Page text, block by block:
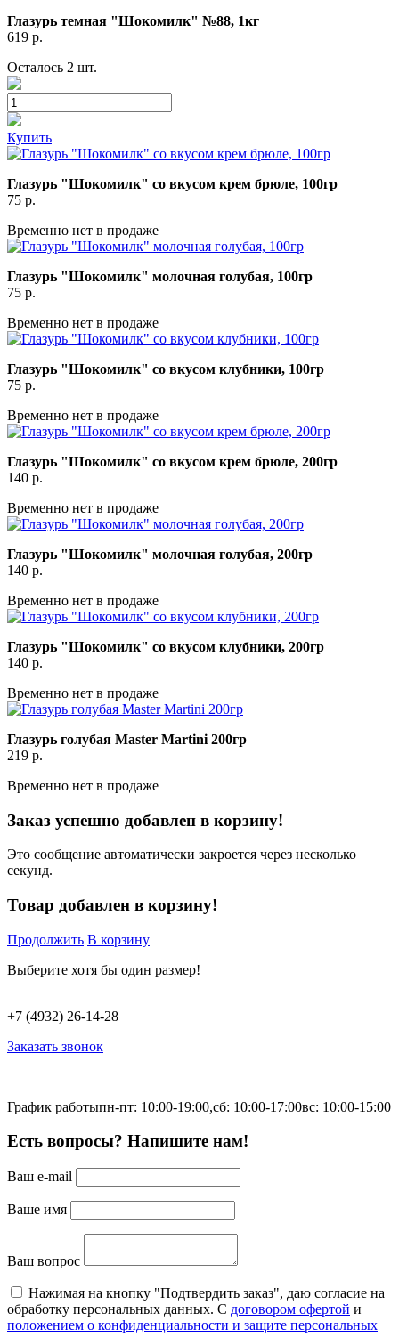
Глазурь темная "Шокомилк" №88, 1кг
619 р.
Осталось 2 шт.
Купить
Глазурь "Шокомилк" со вкусом крем брюле, 100гр
75 р.
Временно нет в продаже
Глазурь "Шокомилк" молочная голубая, 100гр
75 р.
Временно нет в продаже
Глазурь "Шокомилк" со вкусом клубники, 100гр
75 р.
Временно нет в продаже
Глазурь "Шокомилк" со вкусом крем брюле, 200гр
140 р.
Временно нет в продаже
Глазурь "Шокомилк" молочная голубая, 200гр
140 р.
Временно нет в продаже
Глазурь "Шокомилк" со вкусом клубники, 200гр
140 р.
Временно нет в продаже
Глазурь голубая Master Martini 200гр
219 р.
Временно нет в продаже
Заказ успешно добавлен в корзину!
Это сообщение автоматически закроется через несколько
секунд.
Товар добавлен в корзину!
Продолжить В корзину
Выберите хотя бы один размер!
+7 (4932) 26-14-28
Заказать звонок
График работыпн-пт: 10:00-19:00,сб: 10:00-17:00вс: 10:00-15:00
Есть вопросы? Напишите нам!
Ваш e-mail
Ваше имя
Ваш вопрос
Нажимая на кнопку "Подтвердить заказ", даю согласие на
обработку персональных данных. С договором офертой и
положением о конфиденциальности и защите персональных